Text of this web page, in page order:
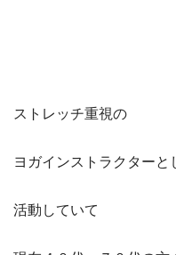
ストレッチ重視の
ヨガインストラクターと
活動していて